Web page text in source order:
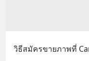
วิธีสมัครขายภาพที่